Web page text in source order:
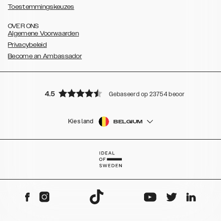
Toestemmingskeuzes
OVER ONS
Algemene Voorwaarden
Privacybeleid
Become an Ambassador
4.5 Gebaseerd op 23754 beoordelingen
Kies land BELGIUM